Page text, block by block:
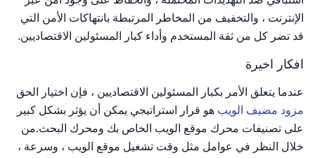
الإنترنت ، والتخفيف من المخاطر المرتبطة بانتهاكات الأمن التي
قد تضر كل من ثقة المستخدم وأداء كبار المسئولين الاقتصاديين.
افكار اخيرة
عندما يتعلق الأمر بكبار المسئولين الاقتصاديين ، فإن اختيار الحق
مزود مضيف الويب هو قرار استراتيجي يمكن أن يؤثر بشكل كبير
على تصنيفات محرك موقع الويب الخاص بك ومحرك البحث.من
خلال النظر في عوامل مثل وقت تشغيل موقع الويب ، وسرعة ،